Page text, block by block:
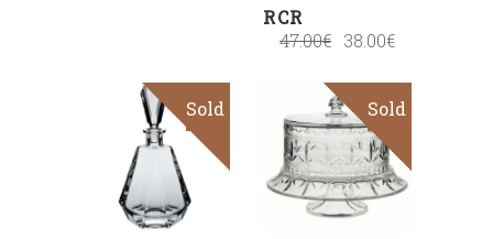
RCR
47.00€ 38.00€
Sold
Read
Sale
Sold
Read